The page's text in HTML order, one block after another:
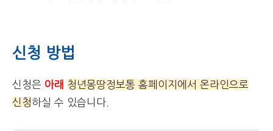
신청 방법
신청은 아래 청년몽땅정보통 홈페이지에서 온라인으로
신청하실 수 있습니다.